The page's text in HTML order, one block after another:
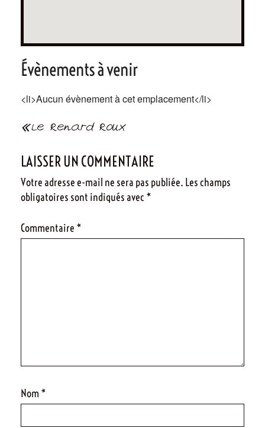
Évènements à venir
<li>Aucun évènement à cet emplacement</li>
Navigation
l’article
Le Renard Roux
LAISSER UN COMMENTAIRE
Votre adresse e-mail ne sera pas publiée. Les champs
obligatoires sont indiqués avec *
Commentaire *
Nom *